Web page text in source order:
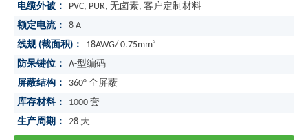
电缆外被：
PVC, PUR, 无卤素, 客户定制材料
额定电流：
8 A
线规 (截面积)：
18AWG/ 0.75mm²
防呆键位：
A-型编码
屏蔽结构：
360° 全屏蔽
库存材料：
1000 套
生产周期：
28 天